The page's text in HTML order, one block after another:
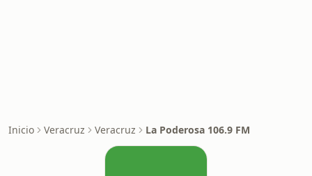
Inicio Veracruz Veracruz La Poderosa 106.9 FM